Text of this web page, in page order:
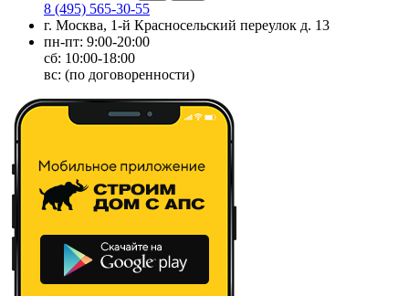
8 (495) 565-30-55
г. Москва, 1-й Красносельский переулок д. 13
пн-пт: 9:00-20:00
сб: 10:00-18:00
вс: (по договоренности)